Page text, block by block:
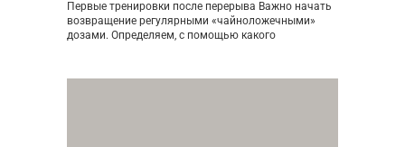
Первые тренировки после перерыва Важно начать
возвращение регулярными «чайноложечными»
дозами. Определяем, с помощью какого